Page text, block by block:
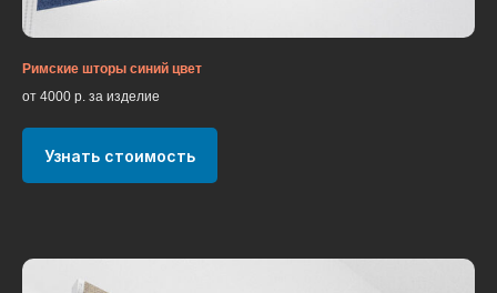
Римские шторы синий цвет
от 4000 р. за изделие
Узнать стоимость